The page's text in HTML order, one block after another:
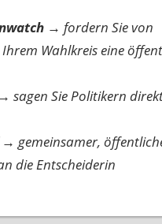
→ fordern Sie von
Wahlkreis eine
→ sagen Sie Politikern
→ gemeinsamer,
die Entscheiderin